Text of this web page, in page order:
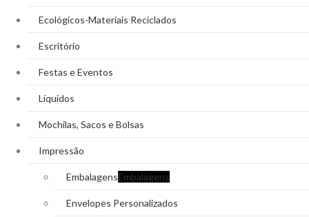
Ecológicos-Materiais Reciclados
Escritório
Festas e Eventos
Líquidos
Mochilas, Sacos e Bolsas
Impressão
EmbalagensEmbalagens
Envelopes Personalizados